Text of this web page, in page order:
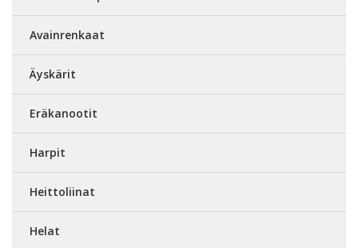
Avainrenkaat
Äyskärit
Eräkanootit
Harpit
Heittoliinat
Helat